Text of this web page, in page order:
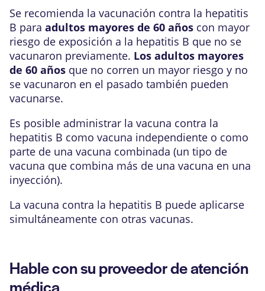
Se recomienda la vacunación contra la hepatitis
B para adultos mayores de 60 años con mayor
riesgo de exposición a la hepatitis B que no se
vacunaron previamente. Los adultos mayores
de 60 años que no corren un mayor riesgo y no
se vacunaron en el pasado también pueden
vacunarse.
Es posible administrar la vacuna contra la
hepatitis B como vacuna independiente o como
parte de una vacuna combinada (un tipo de
vacuna que combina más de una vacuna en una
inyección).
La vacuna contra la hepatitis B puede aplicarse
simultáneamente con otras vacunas.
Hable con su proveedor de atención
médica